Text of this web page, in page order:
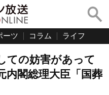
ーツ コラム ライフ
ての妨害があって
閣総理大臣「国葬